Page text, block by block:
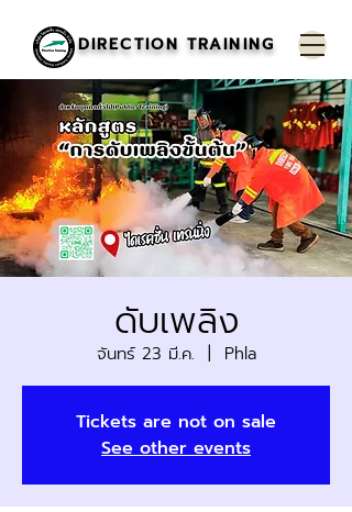
DIRECTION TRAINING
ดับเพลิง
จันทร์ 23 มี.ค. Phla
Tickets are not on sale
See other events